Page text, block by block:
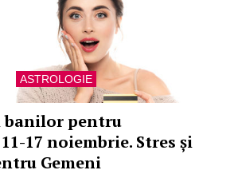
ASTROLOGIE
banilor pentru
17 noiembrie. Stres și
Gemeni